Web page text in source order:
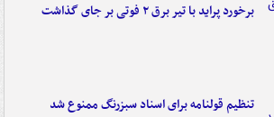
برخورد پراید با تیر برق ۲ فوتی بر جای گذاشت
تنظیم قولنامه برای اسناد سبزرنگ ممنوع شد